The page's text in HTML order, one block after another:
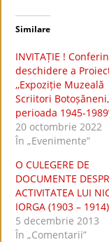
Similare
INVITAȚIE !
deschidere a
,,Expoziție Muzeală
Scriitori Botoșăneni,
perioada 1945-
20 octombrie 2022
În „Evenimente”
O CULEGERE DE
DOCUMENTE
ACTIVITATEA LUI
IORGA (1903 – 1914)
5 decembrie 2013
În „Comentarii”